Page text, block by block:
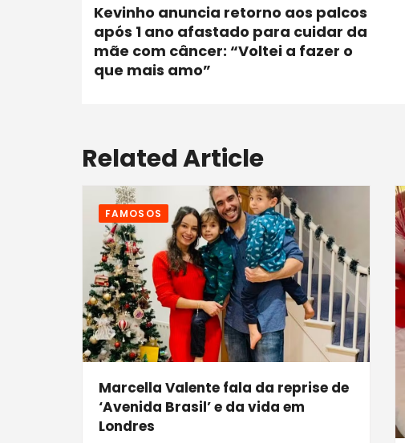
Kevinho anuncia retorno aos palcos
após 1 ano afastado para cuidar da
mãe com câncer: “Voltei a fazer o
que mais amo”
Related Article
FAMOSOS
Marcella Valente fala da reprise de
‘Avenida Brasil’ e da vida em
Londres